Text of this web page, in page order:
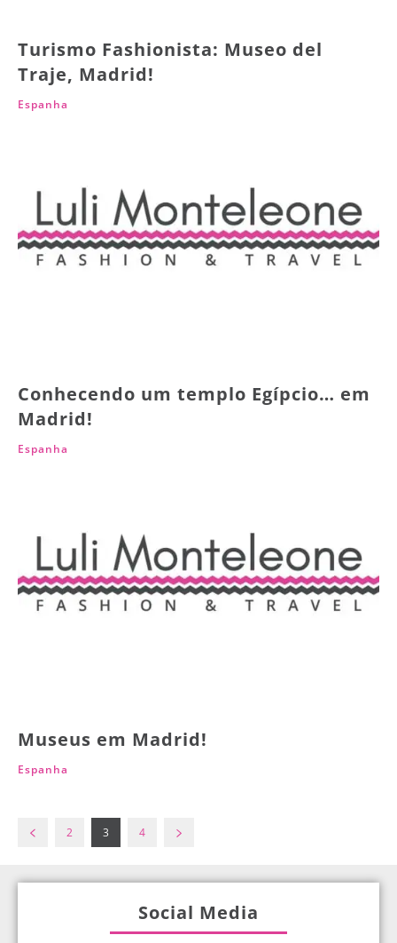
Turismo Fashionista: Museo del
Traje, Madrid!
Espanha
Conhecendo um templo Egípcio… em
Madrid!
Espanha
Museus em Madrid!
Espanha
2 3 4
Social Media